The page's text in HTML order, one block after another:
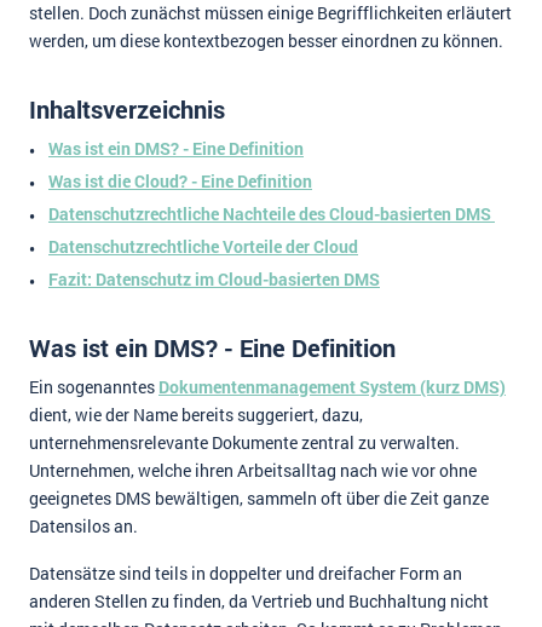
stellen. Doch zunächst müssen einige Begrifflichkeiten erläutert
werden, um diese kontextbezogen besser einordnen zu können.
Inhaltsverzeichnis
Was ist ein DMS? - Eine Definition
Was ist die Cloud? - Eine Definition
Datenschutzrechtliche Nachteile des Cloud-basierten DMS
Datenschutzrechtliche Vorteile der Cloud
Fazit: Datenschutz im Cloud-basierten DMS
Was ist ein DMS? - Eine Definition
Ein sogenanntes Dokumentenmanagement System (kurz DMS)
dient, wie der Name bereits suggeriert, dazu,
unternehmensrelevante Dokumente zentral zu verwalten.
Unternehmen, welche ihren Arbeitsalltag nach wie vor ohne
geeignetes DMS bewältigen, sammeln oft über die Zeit ganze
Datensilos an.
Datensätze sind teils in doppelter und dreifacher Form an
anderen Stellen zu finden, da Vertrieb und Buchhaltung nicht